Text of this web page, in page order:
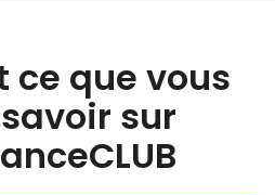
ce que vous
sur